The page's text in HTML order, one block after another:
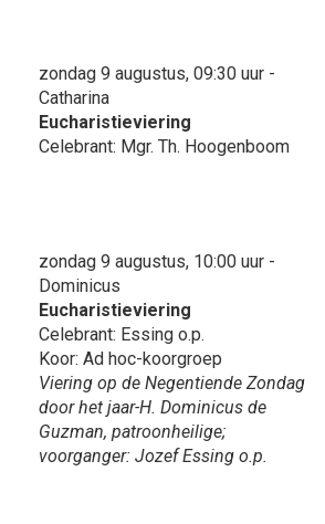
zondag 9 augustus, 09:30 uur -
Catharina
Eucharistieviering
Celebrant: Mgr. Th. Hoogenboom
zondag 9 augustus, 10:00 uur -
Dominicus
Eucharistieviering
Celebrant: Essing o.p.
Koor: Ad hoc-koorgroep
Viering op de Negentiende Zondag
door het jaar-H. Dominicus de
Guzman, patroonheilige;
voorganger: Jozef Essing o.p.